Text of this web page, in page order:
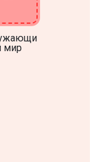
мир